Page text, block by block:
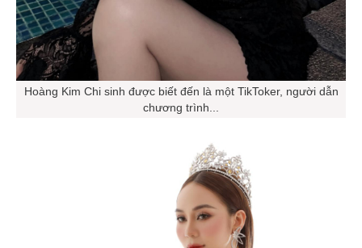
Hoàng Kim Chi sinh được biết đến là một TikToker, người dẫn
chương trình...